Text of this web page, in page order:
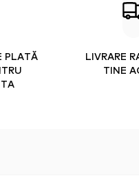
PLATĂ
LIVRARE
TINE